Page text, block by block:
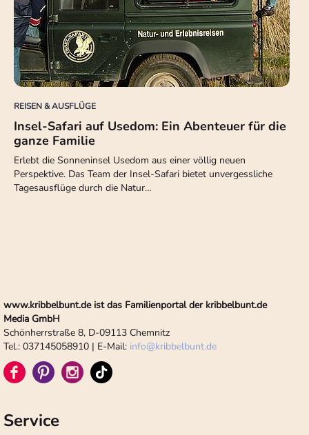
REISEN & AUSFLÜGE
Insel-Safari auf Usedom: Ein Abenteuer für die
ganze Familie
Erlebt die Sonneninsel Usedom aus einer völlig neuen
Perspektive. Das Team der Insel-Safari bietet unvergessliche
Tagesausflüge durch die Natur…
www.kribbelbunt.de ist das Familienportal der kribbelbunt.de
Media GmbH
Schönherrstraße 8, D-09113 Chemnitz
Tel.: 037145058910 | E-Mail: info@kribbelbunt.de
Service